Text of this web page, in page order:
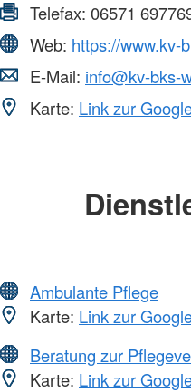
Telefax: 06571
Web: https://www.kv-
E-Mail: info@kv-bks-
Karte: Link zur
Ambulante Pflege
Karte: Link zur
Beratung zur
Karte: Link zur